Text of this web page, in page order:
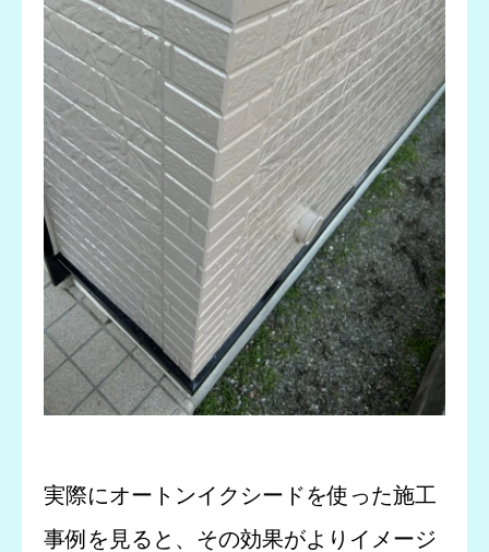
実際にオートンイクシードを使った施工
事例を見ると、その効果がよりイメージ